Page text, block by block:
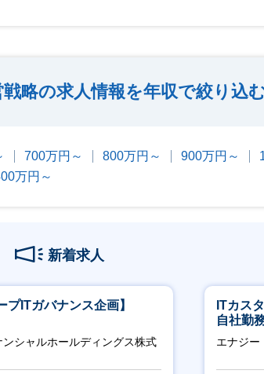
略の求人情報を年収で絞り込
700万円～ 800万円～ 900万円～
万円～
新着求人
プITガバナンス企画】
ンシャルホールディングス株式
ITカス
自社勤
につき
エナジー